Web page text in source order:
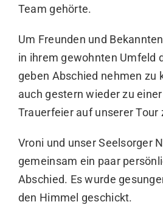
Team gehörte.
Um Freunden und
in ihrem gewohnten Umfeld
geben Abschied nehmen zu
auch gestern wieder zu
Trauerfeier auf unserer Tour
Vroni und unser Seelsorger
gemeinsam ein paar
Abschied. Es wurde
den Himmel geschickt.